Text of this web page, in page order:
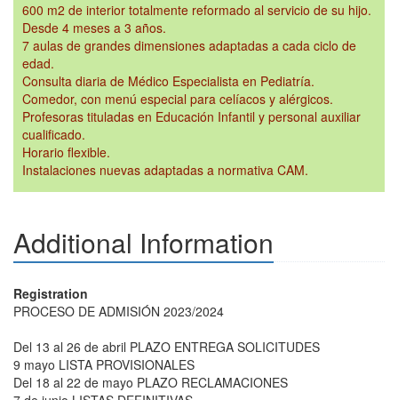
600 m2 de interior totalmente reformado al servicio de su hijo.
Desde 4 meses a 3 años.
7 aulas de grandes dimensiones adaptadas a cada ciclo de
edad.
Consulta diaria de Médico Especialista en Pediatría.
Comedor, con menú especial para celíacos y alérgicos.
Profesoras tituladas en Educación Infantil y personal auxiliar
cualificado.
Horario flexible.
Instalaciones nuevas adaptadas a normativa CAM.
Additional Information
Registration
PROCESO DE ADMISIÓN 2023/2024
Del 13 al 26 de abril PLAZO ENTREGA SOLICITUDES
9 mayo LISTA PROVISIONALES
Del 18 al 22 de mayo PLAZO RECLAMACIONES